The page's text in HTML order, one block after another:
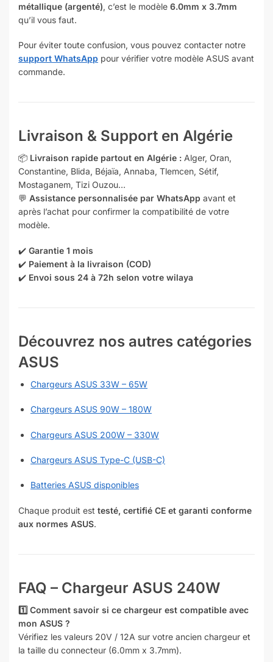
métallique (argenté), c’est le modèle 6.0mm x 3.7mm
qu’il vous faut.
Pour éviter toute confusion, vous pouvez contacter notre
support WhatsApp pour vérifier votre modèle ASUS avant
commande.
Livraison & Support en Algérie
📦 Livraison rapide partout en Algérie : Alger, Oran,
Constantine, Blida, Béjaïa, Annaba, Tlemcen, Sétif,
Mostaganem, Tizi Ouzou…
💬 Assistance personnalisée par WhatsApp avant et
après l’achat pour confirmer la compatibilité de votre
modèle.
✔️ Garantie 1 mois
✔️ Paiement à la livraison (COD)
✔️ Envoi sous 24 à 72h selon votre wilaya
Découvrez nos autres catégories
ASUS
Chargeurs ASUS 33W – 65W
Chargeurs ASUS 90W – 180W
Chargeurs ASUS 200W – 330W
Chargeurs ASUS Type-C (USB-C)
Batteries ASUS disponibles
Chaque produit est testé, certifié CE et garanti conforme
aux normes ASUS.
FAQ – Chargeur ASUS 240W
1️⃣ Comment savoir si ce chargeur est compatible avec
mon ASUS ?
Vérifiez les valeurs 20V / 12A sur votre ancien chargeur et
la taille du connecteur (6.0mm x 3.7mm).